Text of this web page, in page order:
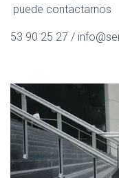
puede contactarnos
53 90 25 27 /